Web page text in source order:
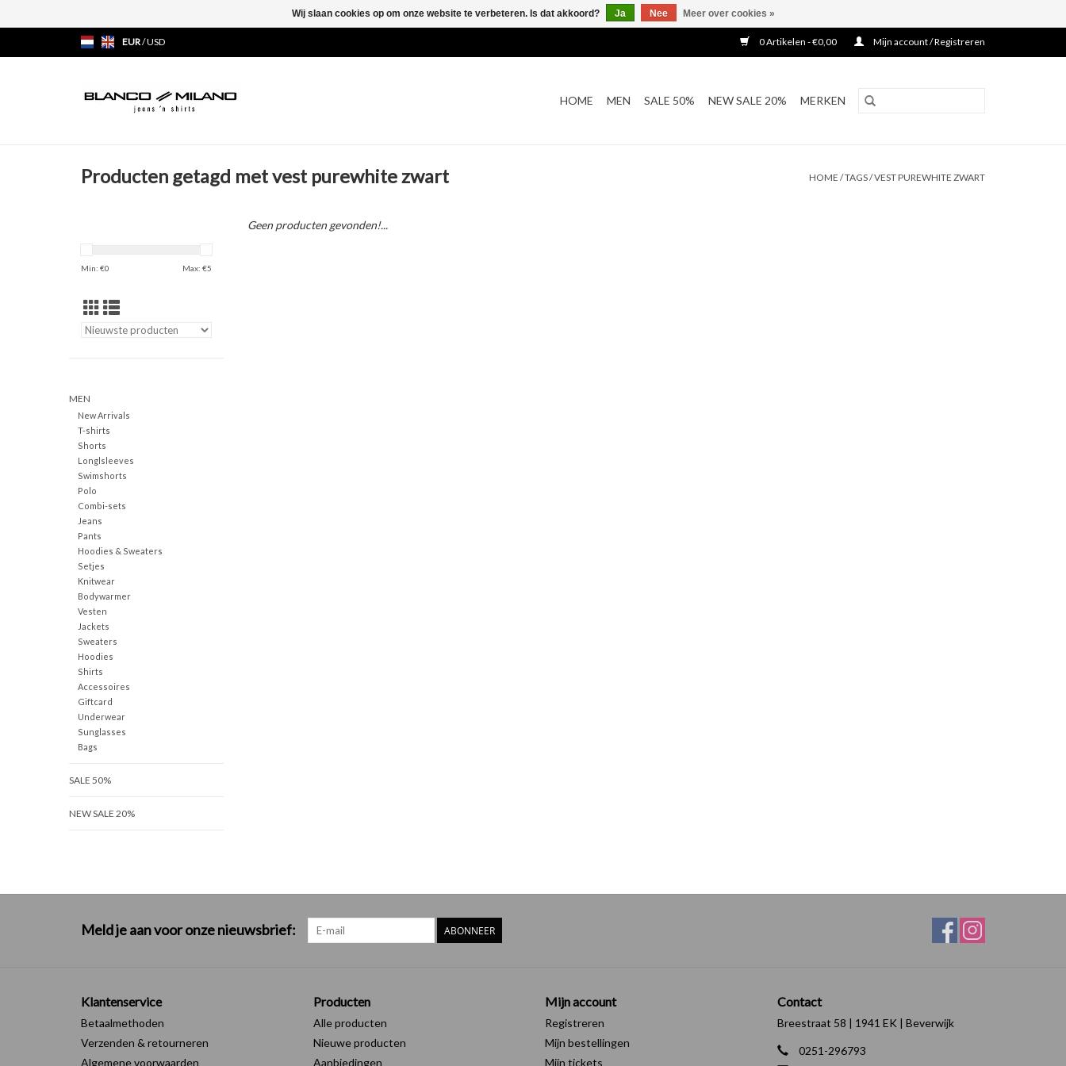
EUR/USD 0 Artikelen - €0,00 Mijn account / Registreren
HOME MEN SALE 50% NEW SALE 20% MERKEN
Producten getagd met vest purewhite zwart HOME /TAGS/VEST PUREWHITE ZWART
Min: €0 Max: €5
MEN
New Arrivals
T-shirts
Shorts
Longlsleeves
Swimshorts
Polo
Combi-sets
Jeans
Pants
Hoodies & Sweaters
Setjes
Knitwear
Bodywarmer
Vesten
Jackets
Sweaters
Hoodies
Shirts
Accessoires
Giftcard
Underwear
Sunglasses
Bags
SALE 50%
NEW SALE 20%
Geen producten gevonden!...
Meld je aan voor onze nieuwsbrief: ABONNEER
Klantenservice
Betaalmethoden
Verzenden & retourneren
Algemene voorwaarden
Producten
Alle producten
Nieuwe producten
Aanbiedingen
Mijn account
Registreren
Mijn bestellingen
Mijn tickets
Contact
Breestraat 58 | 1941 EK | Beverwijk
0251-296793
Wij slaan cookies op om onze website te verbeteren. Is dat akkoord? Ja Nee Meer over cookies »